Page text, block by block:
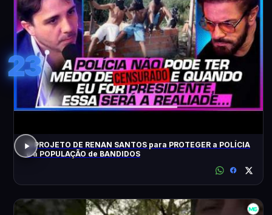
23
O PROJETO DE RENAN SANTOS para PROTEGER a POLÍCIA
e a POPULAÇÃO de BANDIDOS